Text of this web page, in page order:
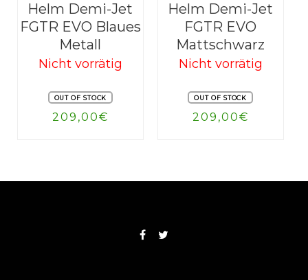
Helm Demi-Jet
FGTR EVO Blaues
Metall
Nicht vorrätig
OUT OF STOCK
209,00€
Helm Demi-Jet
FGTR EVO
Mattschwarz
Nicht vorrätig
OUT OF STOCK
209,00€